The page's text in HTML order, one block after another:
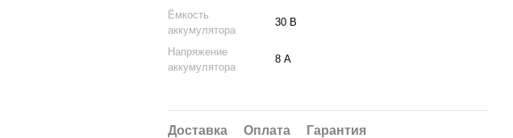
Ёмкость
аккумулятора
30 В
Напряжение
аккумулятора
8 А
Доставка Оплата Гарантия